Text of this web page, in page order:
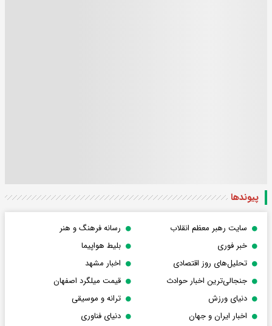
پیوندها
سایت رهبر معظم انقلاب
رسانه فرهنگ و هنر
خبر فوری
بلیط هواپیما
تحلیل‌های روز اقتصادی
اخبار مشهد
جنجالی‌ترین اخبار حوادث
قیمت میلگرد اصفهان
دنیای ورزش
ترانه و موسیقی
اخبار ایران و جهان
دنیای فناوری